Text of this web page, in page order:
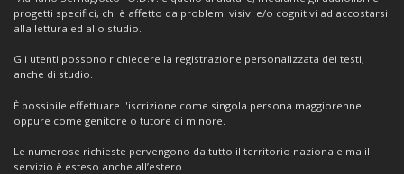
progetti specifici, chi è affetto da problemi visivi e/o cognitivi ad accostarsi
alla lettura ed allo studio.
Gli utenti possono richiedere la registrazione personalizzata dei testi,
anche di studio.
È possibile effettuare l'iscrizione come singola persona maggiorenne
oppure come genitore o tutore di minore.
Le numerose richieste pervengono da tutto il territorio nazionale ma il
servizio è esteso anche all’estero.